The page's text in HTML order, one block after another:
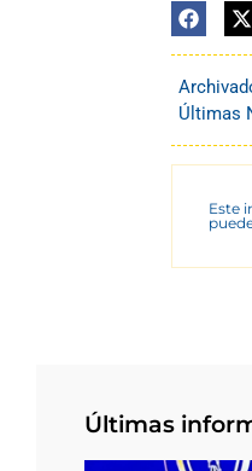
Últimas
Este
Últimas